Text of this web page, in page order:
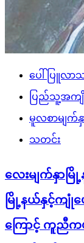
ပေါ်ပြူလာသ
ပြည်သူ့အကျို
မူလစာမျက်နှ
သတင်း
လေးမျက်နှာမ
မြို့နယ်နှင့်ကျုံပ
ကြောင့် ကူညီက